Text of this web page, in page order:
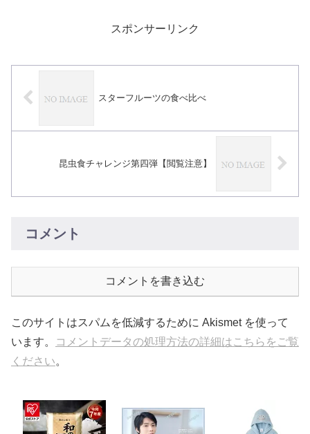
スポンサーリンク
スターフルーツの食べ比べ
昆虫食チャレンジ第四弾【閲覧注意】
コメント
コメントを書き込む
このサイトはスパムを低減するために Akismet を使って
います。
コメントデータの処理方法の詳細はこちらをご覧
ください。